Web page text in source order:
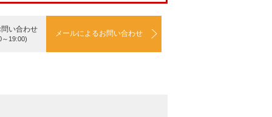
い合わせ
～19:00)
メールによるお問い合わせ